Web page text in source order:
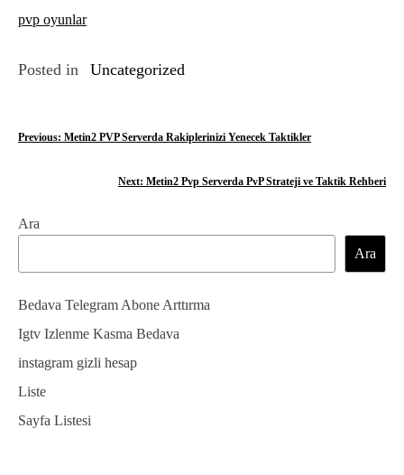
pvp oyunlar
Posted in Uncategorized
Y
ı
g
e
z
i
n
m
Previous: Metin2 PVP Serverda Rakiplerinizi Yenecek Taktikler
Next: Metin2 Pvp Serverda PvP Strateji ve Taktik Rehberi
Ara
Ara
Bedava Telegram Abone Arttırma
Igtv Izlenme Kasma Bedava
instagram gizli hesap
Liste
Sayfa Listesi